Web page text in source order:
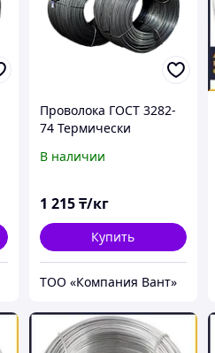
Проволока ГОСТ 3282-
74 Термически
В наличии
1 215₸/кг
Купить
ТОО «Компания Вант»